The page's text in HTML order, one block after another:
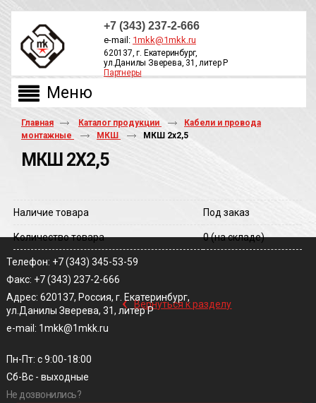
+7 (343) 237-2-666
e-mail: 1mkk@1mkk.ru
620137, г. Екатеринбург,
ул.Данилы Зверева, 31, литер Р
Партнеры
Главная Каталог продукции
Кабели и провода
монтажные
МКШ МКШ 2х2,5
МКШ 2Х2,5
Наличие товара Под заказ
Количество товара 0(на складе)
‹ Вернуться к разделу
Телефон: +7 (343) 345-53-59
Факс: +7 (343) 237-2-666
Адрес: 620137, Россия, г. Екатеринбург,
ул.Данилы Зверева, 31, литер Р
e-mail: 1mkk@1mkk.ru
Пн-Пт: с 9:00-18:00
Сб-Вс - выходные
Не дозвонились?